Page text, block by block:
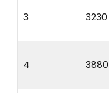
3 3230
4 3880